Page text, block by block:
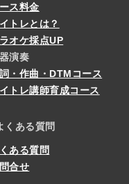
ス料金
トレとは？
オケ採点UP
演奏
・作曲・DTMコース
トレ講師育成コース
くある質問
ある質問
合せ